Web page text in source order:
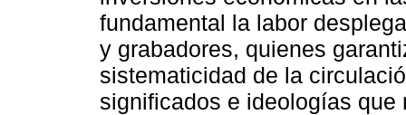
fundamental la labor
y grabadores, quienes
sistematicidad de la
significados e ideologías